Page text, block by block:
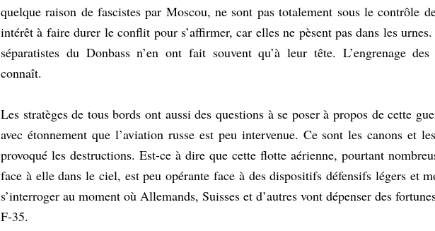
quelque raison de fascistes par Moscou, ne sont pas totalement sous le contrôle
intérêt à faire durer le conflit pour s’affirmer, car elles ne pèsent pas dans les
séparatistes du Donbass n’en ont fait souvent qu’à leur tête. L’engrenage
connaît.
Les stratèges de tous bords ont aussi des questions à se poser à propos de cette
avec étonnement que l’aviation russe est peu intervenue. Ce sont les canons et
provoqué les destructions. Est-ce à dire que cette flotte aérienne, pourtant
face à elle dans le ciel, est peu opérante face à des dispositifs défensifs légers et
s’interroger au moment où Allemands, Suisses et d’autres vont dépenser des
F-35.